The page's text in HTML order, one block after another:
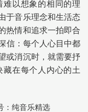
难以想象的相同的理
于音乐理念和生活态
热情和追求一拍即合
信：每个人心目中都
或消沉时，就需要抒
在每个人内心的土
：纯音乐精选